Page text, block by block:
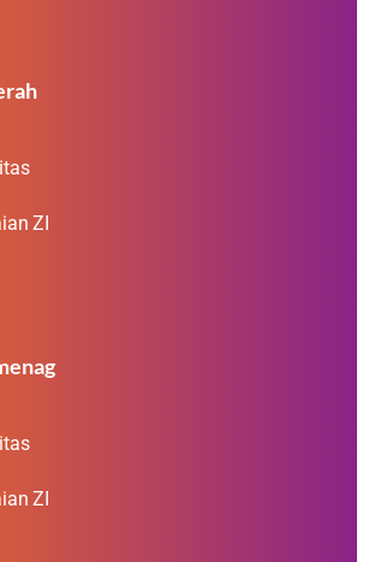
ZI
ZI